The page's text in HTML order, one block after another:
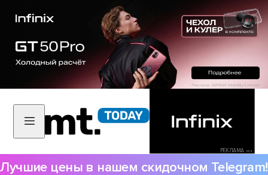
РЕКЛАМА •••
Лучшие цены в нашем скидочном Telegram!